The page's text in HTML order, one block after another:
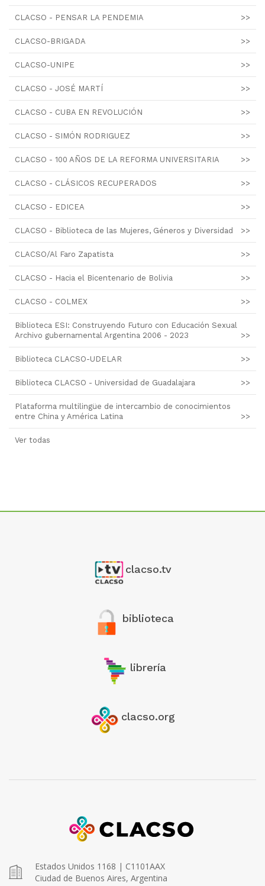
CLACSO - PENSAR LA PENDEMIA >>
CLACSO-BRIGADA >>
CLACSO-UNIPE >>
CLACSO - JOSÉ MARTÍ >>
CLACSO - CUBA EN REVOLUCIÓN >>
CLACSO - SIMÓN RODRIGUEZ >>
CLACSO - 100 AÑOS DE LA REFORMA UNIVERSITARIA >>
CLACSO - CLÁSICOS RECUPERADOS >>
CLACSO - EDICEA >>
CLACSO - Biblioteca de las Mujeres, Géneros y Diversidad >>
CLACSO/Al Faro Zapatista >>
CLACSO - Hacia el Bicentenario de Bolivia >>
CLACSO - COLMEX >>
Biblioteca ESI: Construyendo Futuro con Educación Sexual
Archivo gubernamental Argentina 2006 - 2023
>>
Biblioteca CLACSO-UDELAR >>
Biblioteca CLACSO - Universidad de Guadalajara >>
Plataforma multilingüe de intercambio de conocimientos
entre China y América Latina
>>
Ver todas
clacso.tv
biblioteca
librería
clacso.org
Estados Unidos 1168 | C1101AAX
Ciudad de Buenos Aires, Argentina